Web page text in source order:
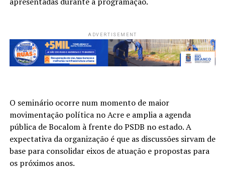
ADVERTISEMENT
O seminário ocorre num momento de maior
movimentação política no Acre e amplia a agenda
pública de Bocalom à frente do PSDB no estado. A
expectativa da organização é que as discussões sirvam de
base para consolidar eixos de atuação e propostas para
os próximos anos.